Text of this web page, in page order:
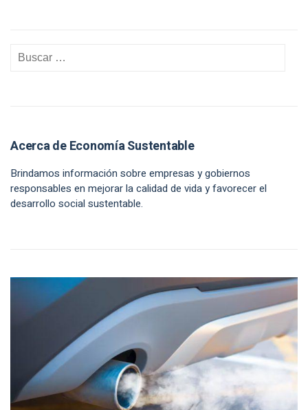
Acerca de Economía Sustentable
Brindamos información sobre empresas y gobiernos
responsables en mejorar la calidad de vida y favorecer el
desarrollo social sustentable.